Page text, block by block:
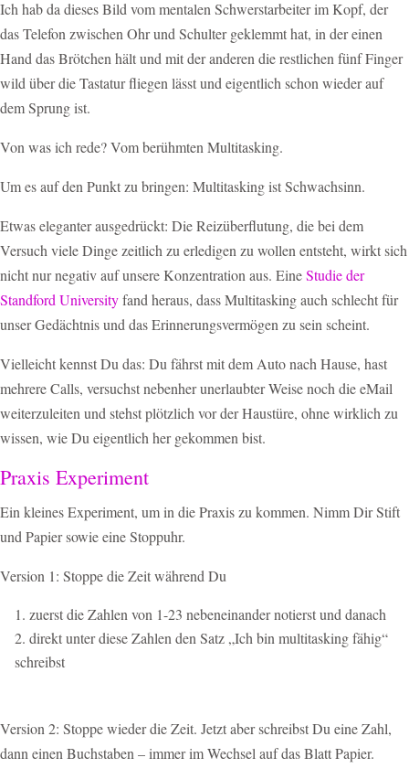
Ich hab da dieses Bild vom mentalen Schwerstarbeiter im Kopf, der
das Telefon zwischen Ohr und Schulter geklemmt hat, in der einen
Hand das Brötchen hält und mit der anderen die restlichen fünf Finger
wild über die Tastatur fliegen lässt und eigentlich schon wieder auf
dem Sprung ist.
Von was ich rede? Vom berühmten Multitasking.
Um es auf den Punkt zu bringen: Multitasking ist Schwachsinn.
Etwas eleganter ausgedrückt: Die Reizüberflutung, die bei dem
Versuch viele Dinge zeitlich zu erledigen zu wollen entsteht, wirkt sich
nicht nur negativ auf unsere Konzentration aus. EineStudie der
Standford Universityfand heraus, dass Multitasking auch schlecht für
unser Gedächtnis und das Erinnerungsvermögen zu sein scheint.
Vielleicht kennst Du das: Du fährst mit dem Auto nach Hause, hast
mehrere Calls, versuchst nebenher unerlaubter Weise noch die eMail
weiterzuleiten und stehst plötzlich vor der Haustüre, ohne wirklich zu
wissen, wie Du eigentlich her gekommen bist.
Praxis Experiment
Ein kleines Experiment, um in die Praxis zu kommen. Nimm Dir Stift
und Papier sowie eine Stoppuhr.
Version 1: Stoppe die Zeit während Du
zuerst die Zahlen von 1-23 nebeneinander notierst und danach
direkt unter diese Zahlen den Satz „Ich bin multitasking fähig“
schreibst
Version 2: Stoppe wieder die Zeit. Jetzt aber schreibst Du eine Zahl,
dann einen Buchstaben – immer im Wechsel auf das Blatt Papier.